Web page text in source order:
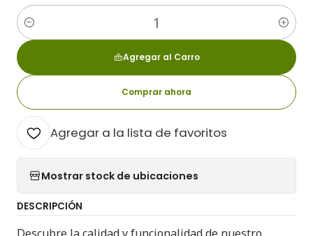
Cantidad
Agregar al Carro
Comprar ahora
Agregar a la lista de favoritos
Mostrar stock de ubicaciones
DESCRIPCIÓN